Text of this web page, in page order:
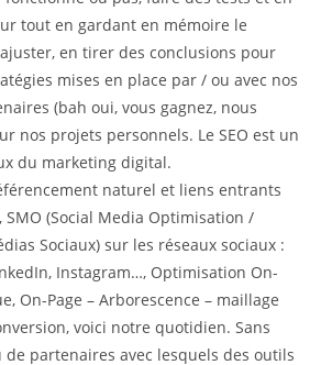
tout en gardant en mémoire le
en tirer des conclusions pour
mises en place par / ou avec nos
(bah oui, vous gagnez, nous
nos projets personnels. Le SEO est un
du marketing digital.
naturel et liens entrants
SMO (Social Media Optimisation /
Sociaux) sur les réseaux sociaux :
Instagram…, Optimisation On-
On-Page – Arborescence – maillage
voici notre quotidien. Sans
partenaires avec lesquels des outils